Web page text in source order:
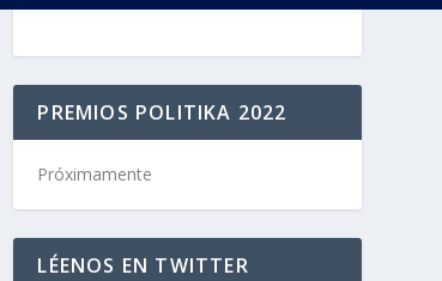
PREMIOS POLITIKA 2022
Próximamente
LÉENOS EN TWITTER